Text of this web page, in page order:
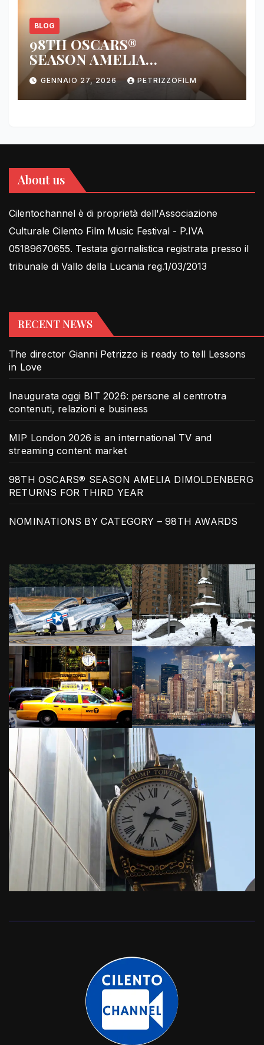
BLOG
98TH OSCARS®
SEASON AMELIA
DIMOLDENBERG RETURNS
FOR THIRD YEAR
GENNAIO 27, 2026 PETRIZZOFILM
About us
Cilentochannel è di proprietà dell'Associazione
Culturale Cilento Film Music Festival - P.IVA
05189670655. Testata giornalistica registrata presso il
tribunale di Vallo della Lucania reg.1/03/2013
RECENT NEWS
The director Gianni Petrizzo is ready to tell Lessons
in Love
Inaugurata oggi BIT 2026: persone al centrotra
contenuti, relazioni e business
MIP London 2026 is an international TV and
streaming content market
98TH OSCARS® SEASON AMELIA DIMOLDENBERG
RETURNS FOR THIRD YEAR
NOMINATIONS BY CATEGORY – 98TH AWARDS